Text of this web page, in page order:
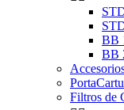
BB
BB
Filtros de